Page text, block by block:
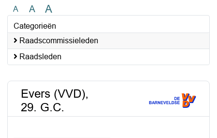
A A A
Categorieën
Raadscommissieleden
Raadsleden
Evers (VVD),
29. G.C.